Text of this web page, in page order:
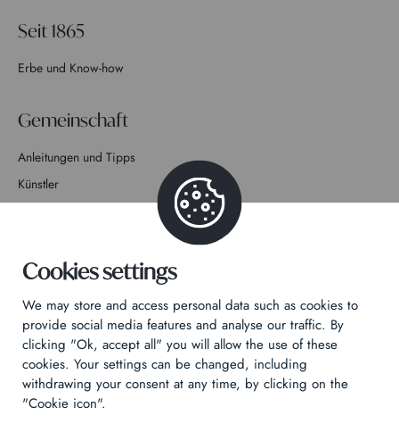
Seit 1865
Erbe und Know-how
Gemeinschaft
Anleitungen und Tipps
Künstler
Mitmachen bei der Geschichte
Kontakt
Datenschutzrichtlinie
Rechtliche Hinweise
Cookies settings
We may store and access personal data such as cookies to
provide social media features and analyse our traffic. By
clicking "Ok, accept all" you will allow the use of these
cookies. Your settings can be changed, including
withdrawing your consent at any time, by clicking on the
"Cookie icon".